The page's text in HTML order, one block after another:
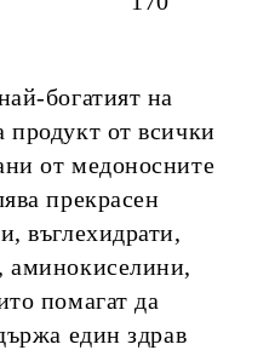
богатият на
продукт от всички
от медоносните
прекрасен
въглехидрати,
аминокиселини,
помагат да
един здрав